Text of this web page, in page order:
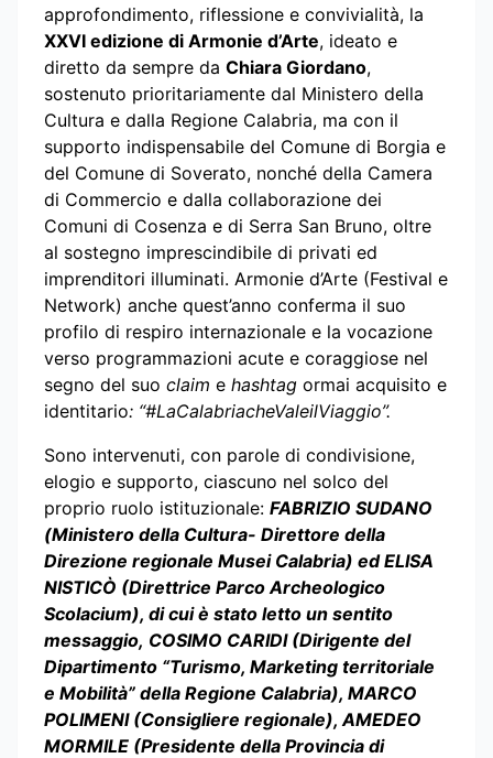
approfondimento, riflessione e convivialità, la
XXVI edizione di Armonie d’Arte, ideato e
diretto da sempre da Chiara Giordano,
sostenuto prioritariamente dal Ministero della
Cultura e dalla Regione Calabria, ma con il
supporto indispensabile del Comune di Borgia e
del Comune di Soverato, nonché della Camera
di Commercio e dalla collaborazione dei
Comuni di Cosenza e di Serra San Bruno, oltre
al sostegno imprescindibile di privati ed
imprenditori illuminati. Armonie d’Arte (Festival e
Network) anche quest’anno conferma il suo
profilo di respiro internazionale e la vocazione
verso programmazioni acute e coraggiose nel
segno del suo claim e hashtag ormai acquisito e
identitario: “#LaCalabriacheValeilViaggio”.
Sono intervenuti, con parole di condivisione,
elogio e supporto, ciascuno nel solco del
proprio ruolo istituzionale: FABRIZIO SUDANO
(Ministero della Cultura- Direttore della
Direzione regionale Musei Calabria) ed ELISA
NISTICÒ (Direttrice Parco Archeologico
Scolacium), di cui è stato letto un sentito
messaggio, COSIMO CARIDI (Dirigente del
Dipartimento “Turismo, Marketing territoriale
e Mobilità” della Regione Calabria), MARCO
POLIMENI (Consigliere regionale), AMEDEO
MORMILE (Presidente della Provincia di